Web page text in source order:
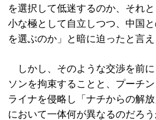
を選択して低迷するのか、それ
小な極として自立しつつ、中国
を選ぶのか」と暗に迫ったと言え
しかし、そのような交渉を前
ソンを拘束することと、プーチ
ライナを侵略し「ナチからの解
において一体何が異なるのだろ